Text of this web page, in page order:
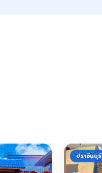
ปราจีนบุรี